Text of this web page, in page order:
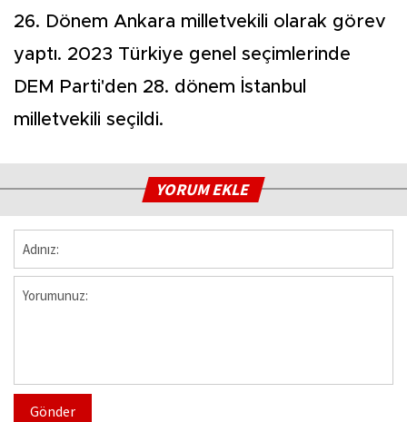
26. Dönem Ankara milletvekili olarak görev
yaptı. 2023 Türkiye genel seçimlerinde
DEM Parti'den 28. dönem İstanbul
milletvekili seçildi.
YORUM EKLE
Gönder